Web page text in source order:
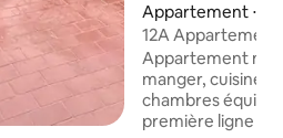
Appartement ⋅
12A Appartement
Córdoba
Appartement
manger, cuisine
chambres
première ligne